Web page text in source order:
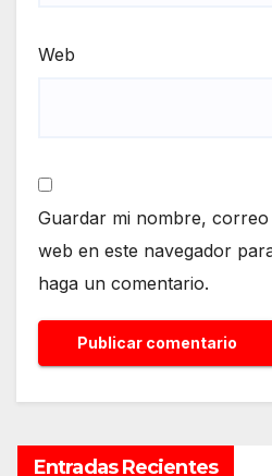
Web
Guardar mi nombre,
web en este navegador
haga un comentario.
Entradas Recientes